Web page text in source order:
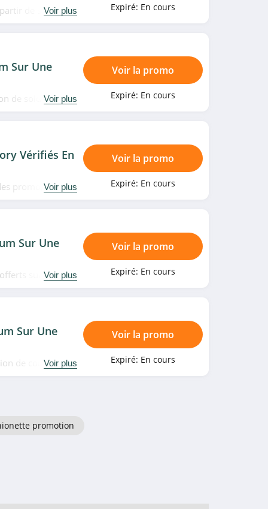
de 90€Voir plus Expiré: En cours
Sur Une
de soldes pour
Voir plus
Voir la promo
Expiré: En cours
Vérifiés En
promo, bons
Voir plus
Voir la promo
Expiré: En cours
Sur Une
sur uneVoir plus
Voir la promo
Expiré: En cours
Sur Une
de collantsVoir plus
Voir la promo
Expiré: En cours
promotion